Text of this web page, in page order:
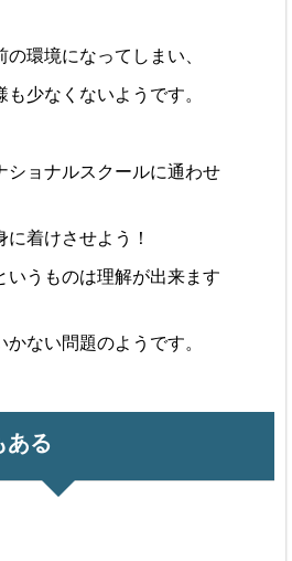
環境になってしまい、
少なくないようです。
ショナルスクールに通わせ
着けさせよう！
いうものは理解が出来ます
ない問題のようです。
ある